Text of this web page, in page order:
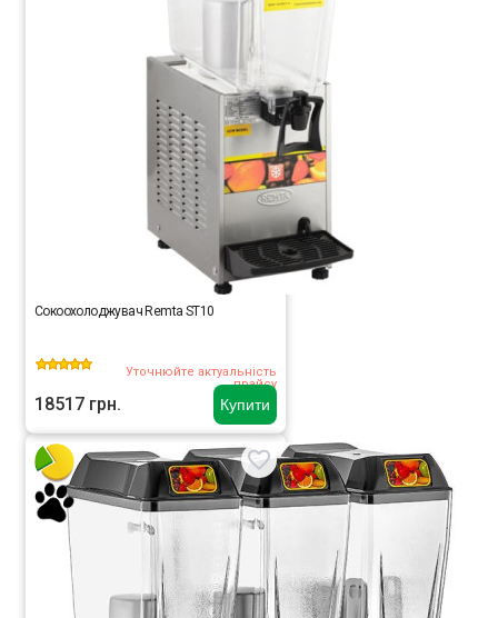
Купити
Сокоохолоджувач Remta ST10
Уточнюйте актуальність
прайсу
18517 грн.